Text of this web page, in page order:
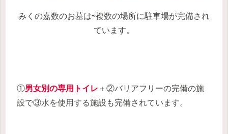
みくの嘉数のお墓は⇨複数の場所に駐車場が完備され
ています。
①男女別の専用トイレ ＋②バリアフリーの完備の施
設で③水を使用する施設 も完備されています。